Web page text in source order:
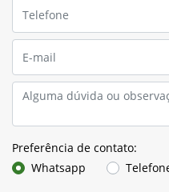
Preferência de contato:
Whatsapp